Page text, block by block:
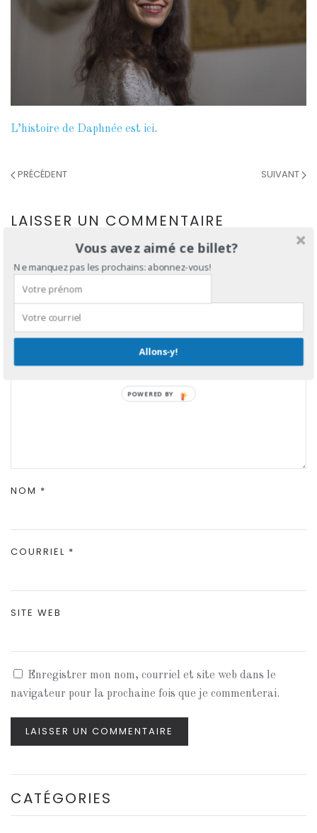
L’histoire de Daphnée est ici.
PRÉCÉDENT SUIVANT
LAISSER UN COMMENTAIRE
Votre adresse courriel ne sera pas publiée. Les champs
obligatoires sont indiqués avec*
COMMENTAIRE
NOM *
COURRIEL *
SITE WEB
Enregistrer mon nom, courriel et site web dans le
navigateur pour la prochaine fois que je commenterai.
LAISSER UN COMMENTAIRE
CATÉGORIES
Vous avez aimé ce billet?
Ne manquez pas les prochains: abonnez-vous!
Allons-y!
POWERED BY